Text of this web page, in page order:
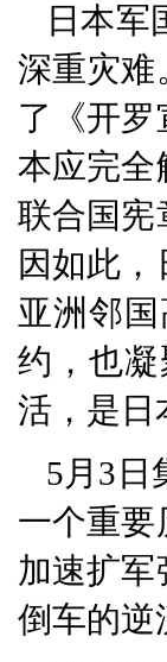
日本军
深重灾难
了《开
本应完全
联合国宪
因如此
亚洲邻
约，也
活，是日
5月3日
一个重要
加速扩
倒车的逆